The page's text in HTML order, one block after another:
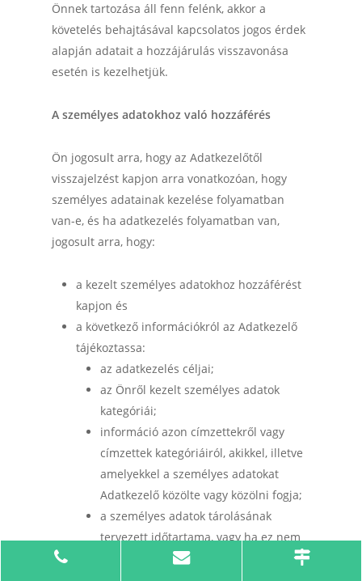
Önnek tartozása áll fenn felénk, akkor a
követelés behajtásával kapcsolatos jogos érdek
alapján adatait a hozzájárulás visszavonása
esetén is kezelhetjük.
A személyes adatokhoz való hozzáférés
Ön jogosult arra, hogy az Adatkezelőtől
visszajelzést kapjon arra vonatkozóan, hogy
személyes adatainak kezelése folyamatban
van-e, és ha adatkezelés folyamatban van,
jogosult arra, hogy:
a kezelt személyes adatokhoz hozzáférést
kapjon és
a következő információkról az Adatkezelő
tájékoztassa:
az adatkezelés céljai;
az Önről kezelt személyes adatok
kategóriái;
információ azon címzettekről vagy
címzettek kategóriáiról, akikkel, illetve
amelyekkel a személyes adatokat
Adatkezelő közölte vagy közölni fogja;
a személyes adatok tárolásának
tervezett időtartama, vagy ha ez nem
lehetséges, ezen időtartam
Phone
Email
Map